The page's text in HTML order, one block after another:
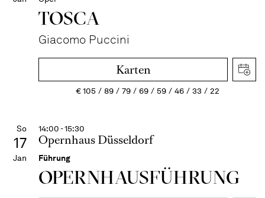
TOSCA
Giacomo Puccini
Karten
€105 89 79 69 59 46 33 22
So
17
Jan
14:00 - 15:30
Opernhaus Düsseldorf
Führung
OPERN­HAUS­FÜH­RUNG